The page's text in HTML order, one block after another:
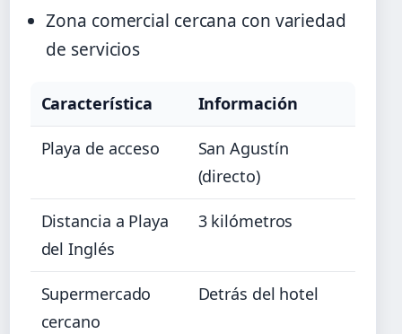
Zona comercial cercana con variedad
de servicios
Característica Información
Playa de acceso
San Agustín
(directo)
Distancia a Playa
del Inglés
3 kilómetros
Supermercado
cercano
Detrás del hotel